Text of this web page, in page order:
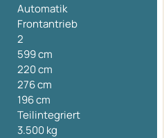
Automatik
Frontantrieb
2
599 cm
220 cm
276 cm
196 cm
Teilintegriert
3.500 kg